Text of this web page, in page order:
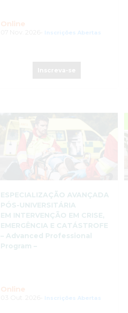
Online
Inscrições Abertas
ESPECIALIZAÇÃO AVANÇADA
PÓS-UNIVERSITÁRIA
EM INTERVENÇÃO EM CRISE,
EMERGÊNCIA E CATÁSTROFE
– Advanced Professional
Program –
Online
Inscrições Abertas